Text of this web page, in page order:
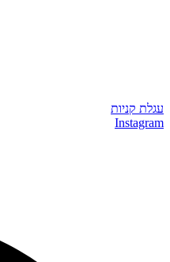
עגלת קניות
Instagram